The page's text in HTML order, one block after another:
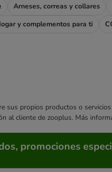
Arneses, correas y collares
y complementos para ti
propios productos o
al cliente de zooplus. Más
promociones